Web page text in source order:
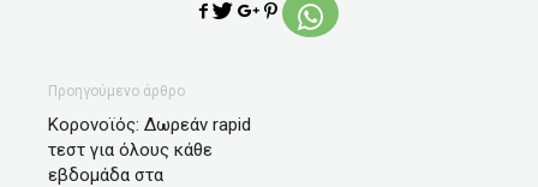
Προηγούμενο άρθρο
Κορονοϊός: Δωρεάν rapid
τεστ για όλους κάθε
εβδομάδα στα